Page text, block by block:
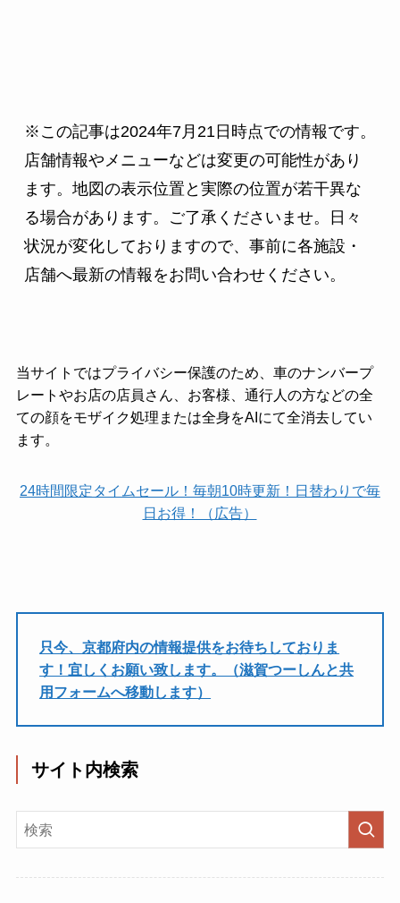
※この記事は2024年7月21日時点での情報です。
店舗情報やメニューなどは変更の可能性があり
ます。地図の表示位置と実際の位置が若干異な
る場合があります。ご了承くださいませ。日々
状況が変化しておりますので、事前に各施設・
店舗へ最新の情報をお問い合わせください。
当サイトではプライバシー保護のため、車のナンバープ
レートやお店の店員さん、お客様、通行人の方などの全
ての顔をモザイク処理または全身をAIにて全消去してい
ます。
24時間限定タイムセール！毎朝10時更新！日替わりで毎
日お得！（広告）
只今、京都府内の情報提供をお待ちしておりま
す！宜しくお願い致します。（滋賀つーしんと共
用フォームへ移動します）
サイト内検索